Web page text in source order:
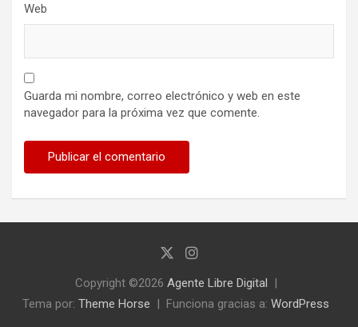
Web
Guarda mi nombre, correo electrónico y web en este
navegador para la próxima vez que comente.
Copyright ©2026 Agente Libre Digital
Tema por: Theme Horse Funciona gracias a: WordPress